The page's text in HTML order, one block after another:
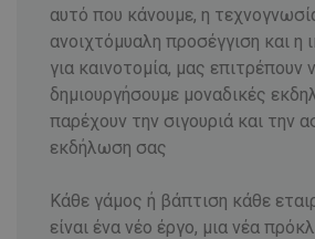
αυτό που κάνουμε, η
ανοιχτόμυαλη προσέγγιση και η
για καινοτομία, μας επιτρέπουν
δημιουργήσουμε μοναδικές
παρέχουν την σιγουριά και την
εκδήλωση σας
Κάθε γάμος ή βάπτιση κάθε
είναι ένα νέο έργο, μια νέα